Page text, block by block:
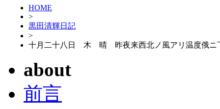
HOME
>
黒田清輝日記
>
十月二十八日 木 晴 昨夜来西北ノ風アリ温度俄ニ
about
前言